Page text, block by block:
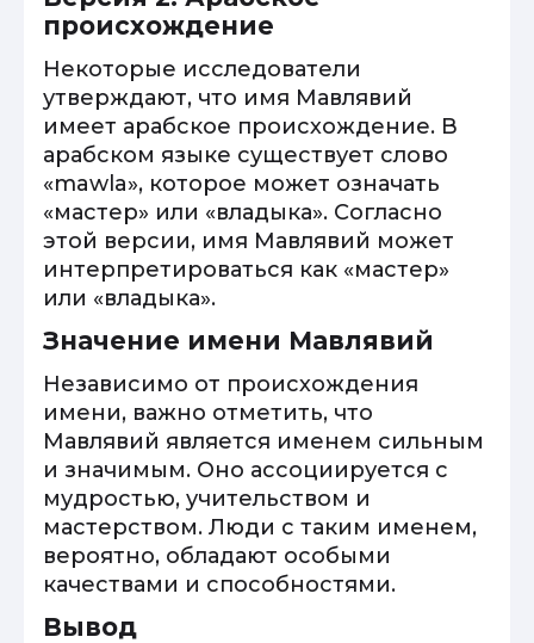
происхождение
Некоторые исследователи
утверждают, что имя Мавлявий
имеет арабское происхождение. В
арабском языке существует слово
«mawla», которое может означать
«мастер» или «владыка». Согласно
этой версии, имя Мавлявий может
интерпретироваться как «мастер»
или «владыка».
Значение имени Мавлявий
Независимо от происхождения
имени, важно отметить, что
Мавлявий является именем сильным
и значимым. Оно ассоциируется с
мудростью, учительством и
мастерством. Люди с таким именем,
вероятно, обладают особыми
качествами и способностями.
Вывод